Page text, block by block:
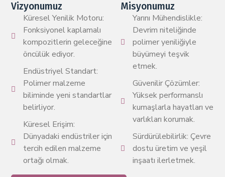
Vizyonumuz
Küresel Yenilik Motoru:
Fonksiyonel kaplamalı
kompozitlerin geleceğine
öncülük ediyor.
Endüstriyel Standart:
Polimer malzeme
biliminde yeni standartlar
belirliyor.
Küresel Erişim:
Dünyadaki endüstriler için
tercih edilen malzeme
ortağı olmak.
Misyonumuz
Yarını Mühendislikle:
Devrim niteliğinde
polimer yeniliğiyle
büyümeyi teşvik
etmek.
Güvenilir Çözümler:
Yüksek performanslı
kumaşlarla hayatları ve
varlıkları korumak.
Sürdürülebilirlik: Çevre
dostu üretim ve yeşil
inşaatı ilerletmek.